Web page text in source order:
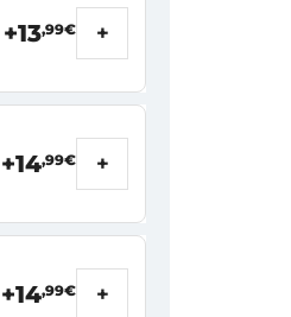
+13,99€ +
+14,99€ +
+14,99€ +